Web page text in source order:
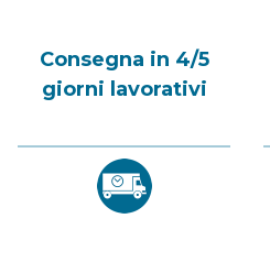
Consegna in 4/5
giorni lavorativi